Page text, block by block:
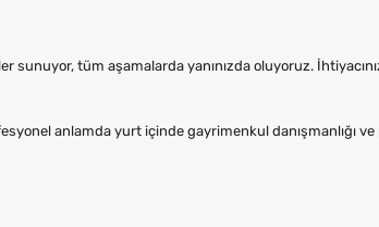
sunuyor, tüm aşamalarda yanınızda oluyoruz.
anlamda yurt içinde gayrimenkul danışmanlığı ve